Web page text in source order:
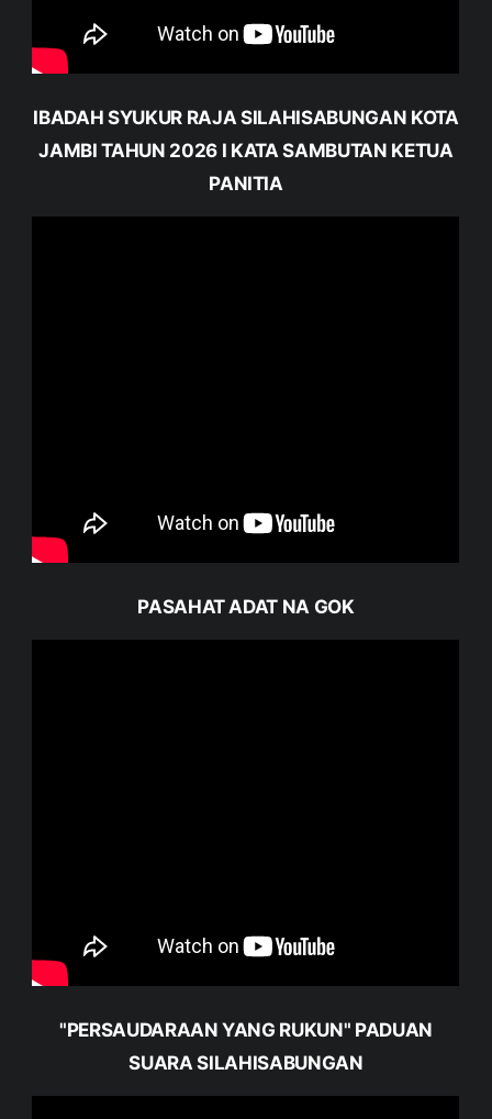
IBADAH SYUKUR RAJA SILAHISABUNGAN KOTA
JAMBI TAHUN 2026 I KATA SAMBUTAN KETUA
PANITIA
PASAHAT ADAT NA GOK
"PERSAUDARAAN YANG RUKUN" PADUAN
SUARA SILAHISABUNGAN